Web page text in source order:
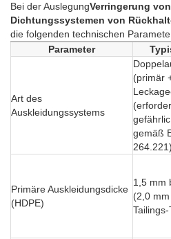
Bei der AuslegungVerringerung
Dichtungssystemen von
die folgenden technischen
Parameter
Art des
Auskleidungssystems
(primär
gemäß
264.221)
Primäre Auskleidungsdicke
(HDPE)
1,5 mm
(2,0